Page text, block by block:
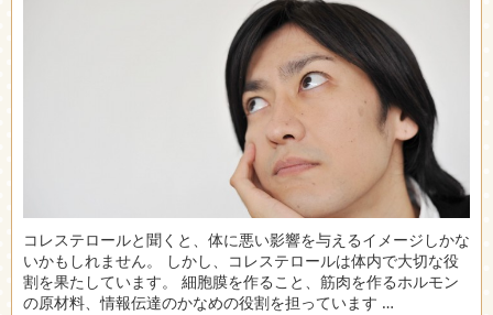
コレステロールと聞くと、体に悪い影響を与えるイメージしかな
いかもしれません。 しかし、コレステロールは体内で大切な役
割を果たしています。 細胞膜を作ること、筋肉を作るホルモン
の原材料、情報伝達のかなめの役割を担っています …